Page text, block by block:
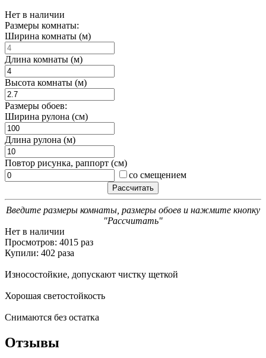
Нет в наличии
Размеры комнаты:
Ширина комнаты (м)
Длина комнаты (м)
Высота комнаты (м)
Размеры обоев:
Ширина рулона (см)
Длина рулона (м)
Повтор рисунка, раппорт (см)
со смещением
Введите размеры комнаты, размеры обоев и нажмите кнопку
"Рассчитать"
Нет в наличии
Просмотров: 4015 раз
Купили: 402 раза
Износостойкие, допускают чистку щеткой
Хорошая светостойкость
Снимаются без остатка
Отзывы